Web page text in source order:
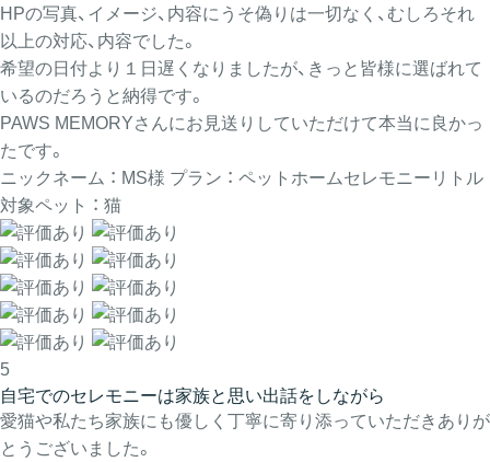
HPの写真、イメージ、内容にうそ偽りは一切なく、むしろそれ
以上の対応、内容でした。
希望の日付より１日遅くなりましたが、きっと皆様に選ばれて
いるのだろうと納得です。
PAWS MEMORYさんにお見送りしていただけて本当に良かっ
たです。
ニックネーム ： MS様 プラン ： ペットホームセレモニーリトル
対象ペット ： 猫
5
自宅でのセレモニーは家族と思い出話をしながら
愛猫や私たち家族にも優しく丁寧に寄り添っていただきありが
とうございました。